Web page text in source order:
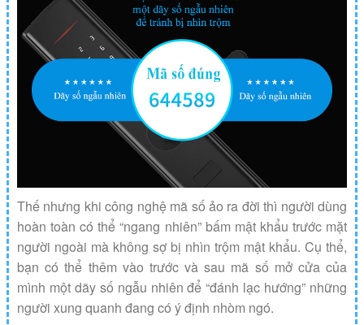
Thế nhưng khi công nghệ mã số ảo ra đời thì người dùng
hoàn toàn có thể “ngang nhiên” bấm mật khẩu trước mặt
người ngoài mà không sợ bị nhìn trộm mật khẩu. Cụ thể,
bạn có thể thêm vào trước và sau mã số mở cửa của
mình một dãy số ngẫu nhiên để “đánh lạc hướng” những
người xung quanh đang có ý định nhòm ngó.